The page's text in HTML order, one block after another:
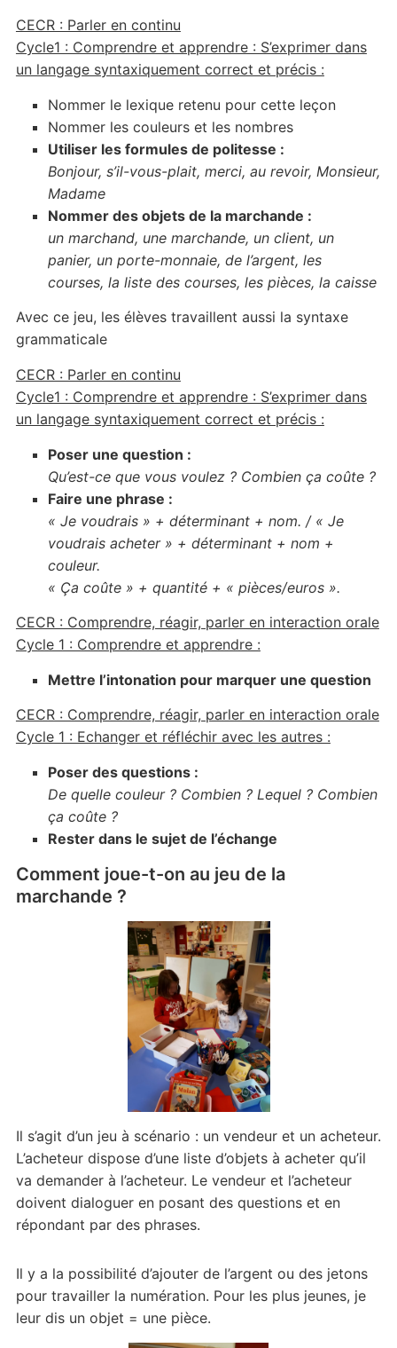
CECR : Parler en continu
Cycle1 : Comprendre et apprendre : S’exprimer dans
un langage syntaxiquement correct et précis :
Nommer le lexique retenu pour cette leçon
Nommer les couleurs et les nombres
Utiliser les formules de politesse :
Bonjour, s’il-vous-plait, merci, au revoir, Monsieur,
Madame
Nommer des objets de la marchande :
un marchand, une marchande, un client, un
panier, un porte-monnaie, de l’argent, les
courses, la liste des courses, les pièces, la caisse
Avec ce jeu, les élèves travaillent aussi la syntaxe
grammaticale
CECR : Parler en continu
Cycle1 : Comprendre et apprendre : S’exprimer dans
un langage syntaxiquement correct et précis :
Poser une question :
Qu’est-ce que vous voulez ? Combien ça coûte ?
Faire une phrase :
« Je voudrais » + déterminant + nom. / « Je
voudrais acheter » + déterminant + nom +
couleur.
« Ça coûte » + quantité + « pièces/euros ».
CECR : Comprendre, réagir, parler en interaction orale
Cycle 1 : Comprendre et apprendre :
Mettre l’intonation pour marquer une question
CECR : Comprendre, réagir, parler en interaction orale
Cycle 1 : Echanger et réfléchir avec les autres :
Poser des questions :
De quelle couleur ? Combien ? Lequel ? Combien
ça coûte ?
Rester dans le sujet de l’échange
Comment joue-t-on au jeu de la
marchande ?
Il s’agit d’un jeu à scénario : un vendeur et un acheteur.
L’acheteur dispose d’une liste d’objets à acheter qu’il
va demander à l’acheteur. Le vendeur et l’acheteur
doivent dialoguer en posant des questions et en
répondant par des phrases.
Il y a la possibilité d’ajouter de l’argent ou des jetons
pour travailler la numération. Pour les plus jeunes, je
leur dis un objet = une pièce.